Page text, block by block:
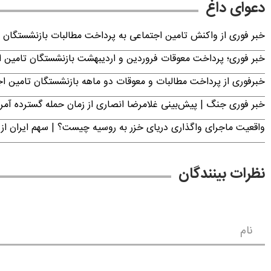
دعوای داغ
خبر فوری از واکنش تامین اجتماعی به پرداخت مطالبات بازنشستگان امروز
خبر فوری؛ پرداخت معوقات فروردین و اردیبهشت بازنشستگان
خبرفوری از پرداخت مطالبات و معوقات دو ماهه بازنشستگان تامین
خبر فوری جنگ | پیش‌بینی غلامرضا انصاری از زمان حمله گسترده
واقعیت ماجرای واگذاری دریای خزر به روسیه چیست؟ | سهم ایران
نظرات بینندگان
نام